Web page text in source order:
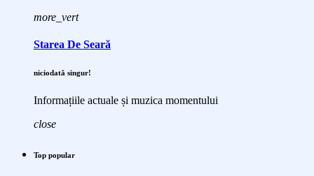
more_vert
Starea De Seară
niciodată singur!
Informațiile actuale și muzica momentului
close
Top popular